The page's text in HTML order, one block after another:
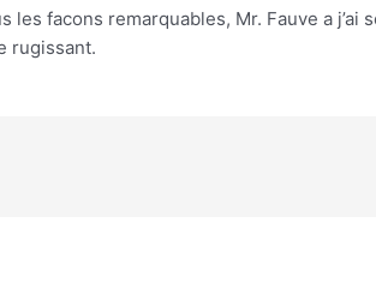
les facons remarquables, Mr. Fauve a
rugissant.